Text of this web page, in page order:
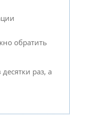
обратить
раз, а